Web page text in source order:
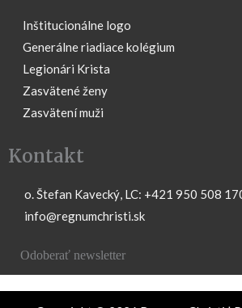
Inštitucionálne logo
Generálne riadiace kolégium
Legionári Krista
Zasvätené ženy
Zasvätení muži
Kontakt
o. Štefan Kavecký, LC: +421 950 508
info@regnumchristi.sk
Odoberať newsletter